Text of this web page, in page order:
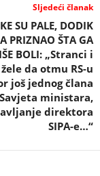
Sljedeći članak
SU PALE, DODIK
PRIZNAO ŠTA GA
BOLI: „Stranci i
da otmu RS-u
još jednog člana
Savjeta ministara,
direktora
SIPA-e…“